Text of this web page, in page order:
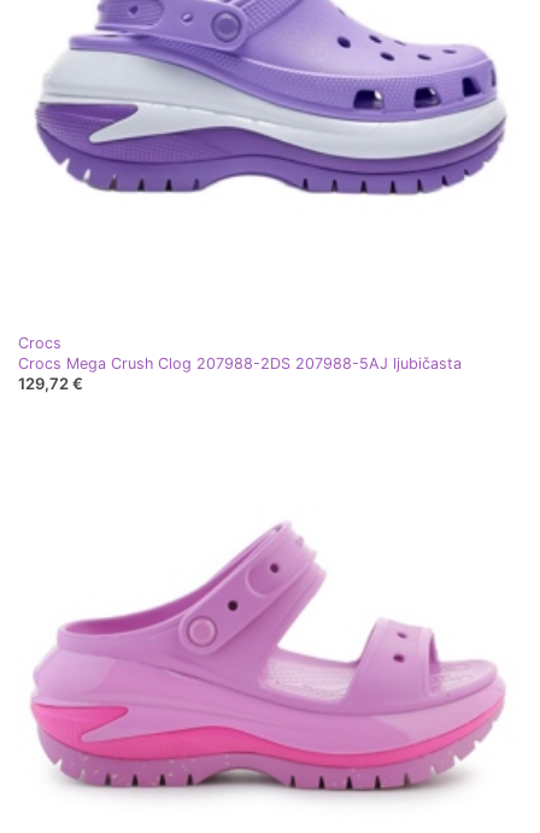
Crocs
Crocs Mega Crush Clog 207988-2DS 207988-5AJ ljubičasta
129,72 €